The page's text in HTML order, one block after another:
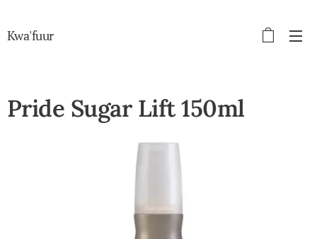
Kwa'fuur
Pride Sugar Lift 150ml